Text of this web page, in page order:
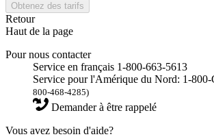
Obtenez des tarifs
Retour
Haut de la page
Pour nous contacter
Service en français 1-800-663-5613
Service pour l'Amérique du Nord: 1-
800-468-4285)
Demander à être rappelé
Vous avez besoin d'aide?